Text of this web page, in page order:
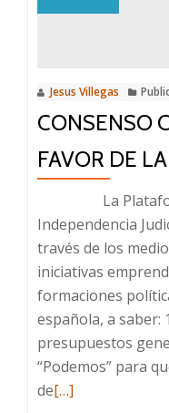
Jesus Villegas
CONSENSO
FAVOR DE
La
Independencia
través de los
iniciativas
formaciones
española, a saber:
presupuestos
“Podemos” para
deLeer
[…]